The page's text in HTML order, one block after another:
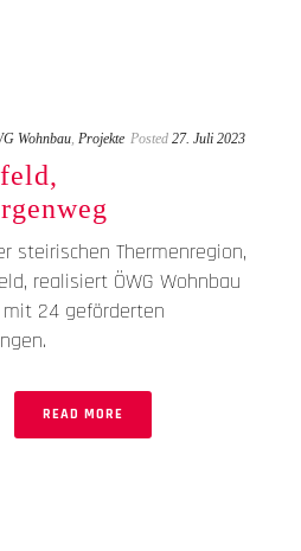
Wohnbau Projekte Posted 27. Juli 2023
steirischen Thermenregion,
realisiert ÖWG Wohnbau
24 geförderten
READ MORE